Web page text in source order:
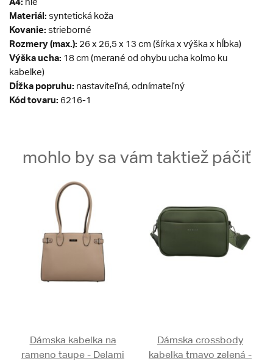
Materiál: syntetická koža
Kovanie: strieborné
Rozmery (max.): 26 x 26,5 x 13 cm (šírka x výška x hĺbka)
Výška ucha: 18 cm (merané od ohybu ucha kolmo ku
kabelke)
Dĺžka popruhu: nastaviteľná, odnímateľný
Kód tovaru: 6216-1
mohlo by sa vám taktiež páčiť
Dámska kabelka na
rameno taupe - Delami
Dámska crossbody
kabelka tmavo zelená -